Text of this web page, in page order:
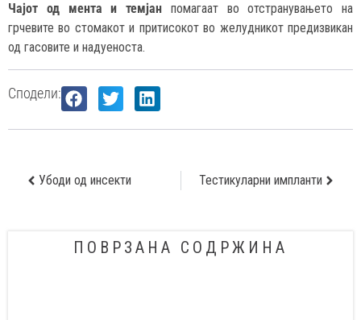
Чајот од мента и темјан помагаат во отстранувањето на
грчевите во стомакот и притисокот во желудникот предизвикан
од гасовите и надуеноста.
Сподели:
Убоди од инсекти Тестикуларни импланти
ПОВРЗАНА СОДРЖИНА